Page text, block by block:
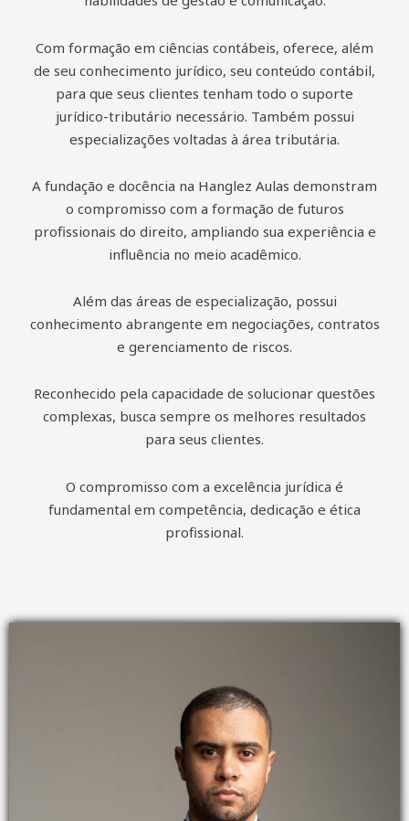
Com formação em ciências contábeis, oferece, além
de seu conhecimento jurídico, seu conteúdo contábil,
para que seus clientes tenham todo o suporte
jurídico-tributário necessário. Também possui
especializações voltadas à área tributária.
A fundação e docência na Hanglez Aulas demonstram
o compromisso com a formação de futuros
profissionais do direito, ampliando sua experiência e
influência no meio acadêmico.
Além das áreas de especialização, possui
conhecimento abrangente em negociações, contratos
e gerenciamento de riscos.
Reconhecido pela capacidade de solucionar questões
complexas, busca sempre os melhores resultados
para seus clientes.
O compromisso com a excelência jurídica é
fundamental em competência, dedicação e ética
profissional.